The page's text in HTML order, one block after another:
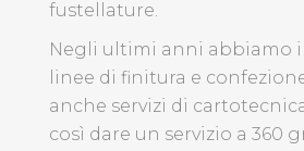
fustellature.
Negli ultimi anni abbiamo
linee di finitura e
anche servizi di
così dare un servizio a 360